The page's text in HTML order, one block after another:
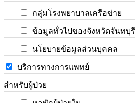
กลุ่มโรงพยาบาลเครือข่าย
ข้อมูลทั่วไปของจังหวัดจันทบุรี
นโยบายข้อมูลส่วนบุคคล
บริการทางการแพทย์
สำหรับผู้ป่วย